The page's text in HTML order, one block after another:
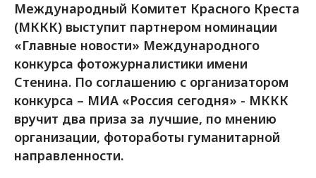
Международный Комитет Красного Креста
(МККК) выступит партнером номинации
«Главные новости» Международного
конкурса фотожурналистики имени
Стенина. По соглашению с организатором
конкурса – МИА «Россия сегодня» - МККК
вручит два приза за лучшие, по мнению
организации, фотоработы гуманитарной
направленности.